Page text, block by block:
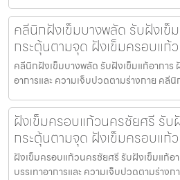
คลีนิกฝังเข็มบางพลัด รับฝังเข็
กระตุ้นตามจุด ฝังเข็มครอบแก้
คลีนิกฝังเข็มบางพลัด รับฝังเข็มแก้อาการ
อาการและ ความเจ็บปวดตามร่างกาย คลี
ฝังเข็มครอบแก้วนครชัยศรี รับ
กระตุ้นตามจุด ฝังเข็มครอบแก้
ฝังเข็มครอบแก้วนครชัยศรี รับฝังเข็มแก้อ
บรรเทาอาการและ ความเจ็บปวดตามร่าง